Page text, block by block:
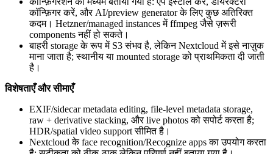
कॉन्फ़िगर करें, और AI/preview generator के लिए कुछ अतिरिक्त
कदम। Hetzner/managed instances में ffmpeg जैसे ज़रूरी
components नहीं हो सकते।
बाहरी storage के रूप में S3 संभव है, लेकिन Nextcloud में इसे नाज़ुक
माना जाता है; स्थानीय या mounted storage को प्राथमिकता दी जाती
है।
विशेषताएँ और सीमाएँ
EXIF/sidecar metadata editing, file-level metadata storage,
raw + derivative stacking, और live photos को सपोर्ट करता है;
HDR/spatial video support सीमित है।
Nextcloud के face recognition/Recognize apps का उपयोग करता